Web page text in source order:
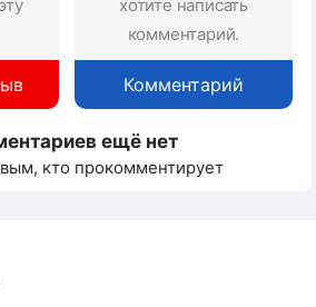
хотите написать
комментарий.
Комментарий
ещё нет
кто прокомментирует